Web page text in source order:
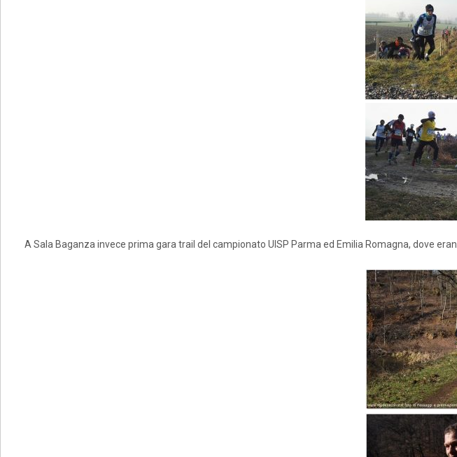
A Sala Baganza invece prima gara trail del campionato UISP Parma ed Emilia Romagna, dove